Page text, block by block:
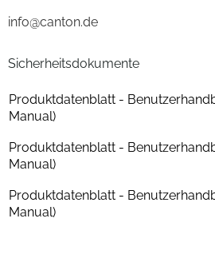
Gewicht (kg) 32
Anzahl der Lautsprecherboxen 1
Farben
Gehäuse-Farben
info@canton.de
Sicherheitsdokumente
Produktdatenblatt -
Manual)
Produktdatenblatt -
Manual)
Produktdatenblatt -
Manual)